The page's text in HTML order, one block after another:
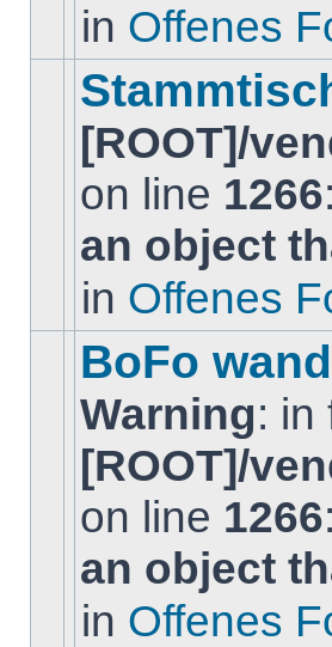
BeitrÃ¤ge
Thema.
in Offenes
gibt
keine
neuen
ungelesenen
diesem
[ROOT]/
on line 1266:
an object
in Offenes
gibt
keine
neuen
BeitrÃ¤ge
BoFo
Warning: in
[ROOT]/
on line 1266:
an object
in Offenes